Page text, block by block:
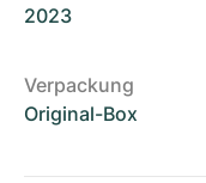
2023
Verpackung
Original-Box